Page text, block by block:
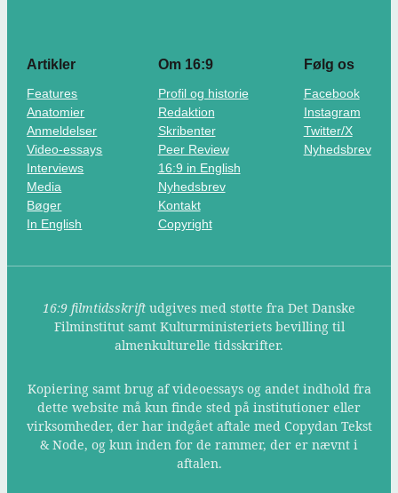
Artikler
Features
Anatomier
Anmeldelser
Video-essays
Interviews
Media
Bøger
In English
Om 16:9
Profil og historie
Redaktion
Skribenter
Peer Review
16:9 in English
Nyhedsbrev
Kontakt
Copyright
Følg os
Facebook
Instagram
Twitter/X
Nyhedsbrev
16:9 filmtidsskrift udgives med støtte fra Det Danske
Filminstitut samt Kulturministeriets bevilling til
almenkulturelle tidsskrifter.
Kopiering samt brug af videoessays og andet indhold fra
dette website må kun finde sted på institutioner eller
virksomheder, der har indgået aftale med Copydan Tekst
& Node, og kun inden for de rammer, der er nævnt i
aftalen.